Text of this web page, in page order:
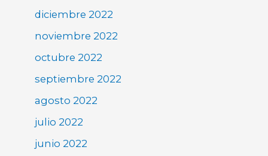
diciembre 2022
noviembre 2022
octubre 2022
septiembre 2022
agosto 2022
julio 2022
junio 2022